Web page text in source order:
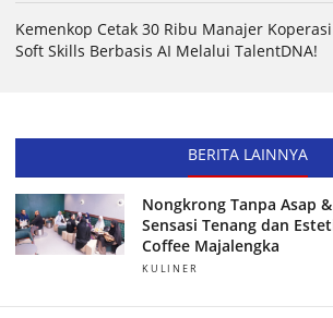
Kemenkop Cetak 30 Ribu Manajer
Soft Skills Berbasis AI Melalui TalentDNA!
BERITA LAINNYA
Nongkrong Tanpa Asap
Sensasi Tenang dan
Coffee Majalengka
KULINER